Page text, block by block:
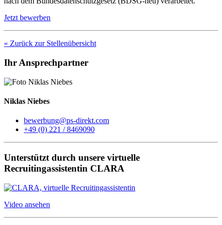
Jetzt bewerben
« Zurück zur Stellenübersicht
Ihr Ansprechpartner
Niklas Niebes
bewerbung@ps-direkt.com
+49 (0) 221 / 8469090
Unterstützt durch unsere virtuelle
Recruitingassistentin CLARA
Video ansehen